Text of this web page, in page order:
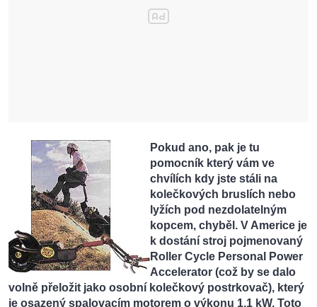
Pokud ano, pak je tu
pomocník který vám ve
chvílích kdy jste stáli na
kolečkových bruslích nebo
lyžích pod nezdolatelným
kopcem, chyběl. V Americe je
k dostání stroj pojmenovaný
Roller Cycle Personal Power
Accelerator (což by se dalo
volně přeložit jako osobní kolečkový postrkovač), který
je osazený spalovacím motorem o výkonu 1,1 kW. Toto